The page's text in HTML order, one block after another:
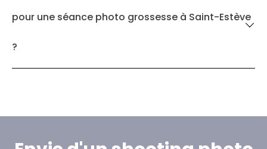
pour une séance photo grossesse à Saint-Estève
?